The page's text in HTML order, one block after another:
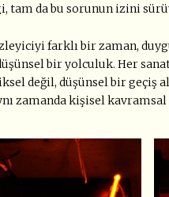
tam da bu sorunun izini
farklı bir zaman,
bir yolculuk. Her
değil, düşünsel bir geçiş
zamanda kişisel